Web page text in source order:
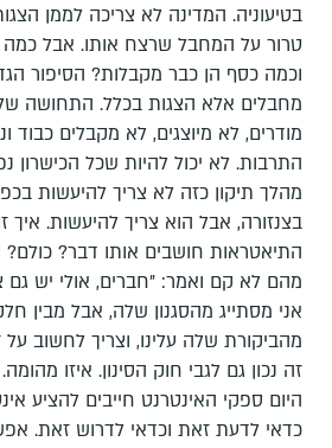
בטיעוניה. המדינה לא צריכה לממן
טרור על המחבל שרצח אותו. אבל
וכמה כסף הן כבר מקבלות? הסיפור
מחבלים אלא הצגות בכלל. התחושה
מודרים, לא מיוצגים, לא מקבלים כבוד
התרבות. לא יכול להיות שכל הכישרון
מהלך תיקון כזה לא צריך להיעשות
בצנזורה, אבל הוא צריך להיעשות.
התיאטראות חושבים אותו דבר?
מהם לא קם ואמר: "חברים, אולי יש
אני מסתייג מהסגנון שלה, אבל מבין
מהביקורת שלה עלינו, וצריך לחשוב על
זה נכון גם לגבי חוק הסינון. איזו
היום ספקי האינטרנט חייבים להציע
כדאי לדעת זאת וכדאי לדרוש זאת.